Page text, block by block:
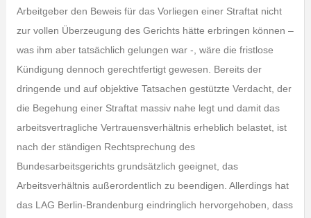
Arbeitgeber den Beweis für das Vorliegen einer Straftat nicht
zur vollen Überzeugung des Gerichts hätte erbringen können –
was ihm aber tatsächlich gelungen war -, wäre die fristlose
Kündigung dennoch gerechtfertigt gewesen. Bereits der
dringende und auf objektive Tatsachen gestützte Verdacht, der
die Begehung einer Straftat massiv nahe legt und damit das
arbeitsvertragliche Vertrauensverhältnis erheblich belastet, ist
nach der ständigen Rechtsprechung des
Bundesarbeitsgerichts grundsätzlich geeignet, das
Arbeitsverhältnis außerordentlich zu beendigen. Allerdings hat
das LAG Berlin-Brandenburg eindringlich hervorgehoben, dass